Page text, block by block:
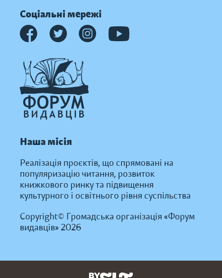
Соціальні мережі
Наша місія
Реалізація проєктів, що спрямовані на
популяризацію читання, розвиток
книжкового ринку та підвищення
культурного і освітнього рівня суспільства
Copyright© Громадська організація «Форум
видавців» 2026